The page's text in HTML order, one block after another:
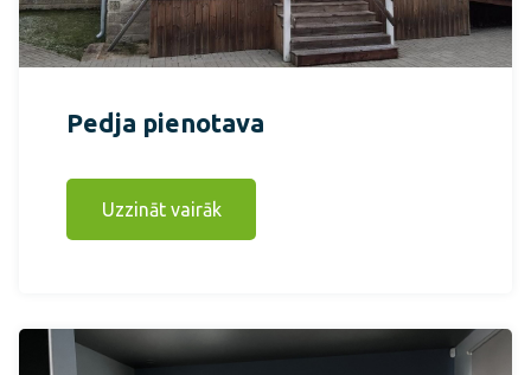
Pedja pienotava
Uzzināt vairāk